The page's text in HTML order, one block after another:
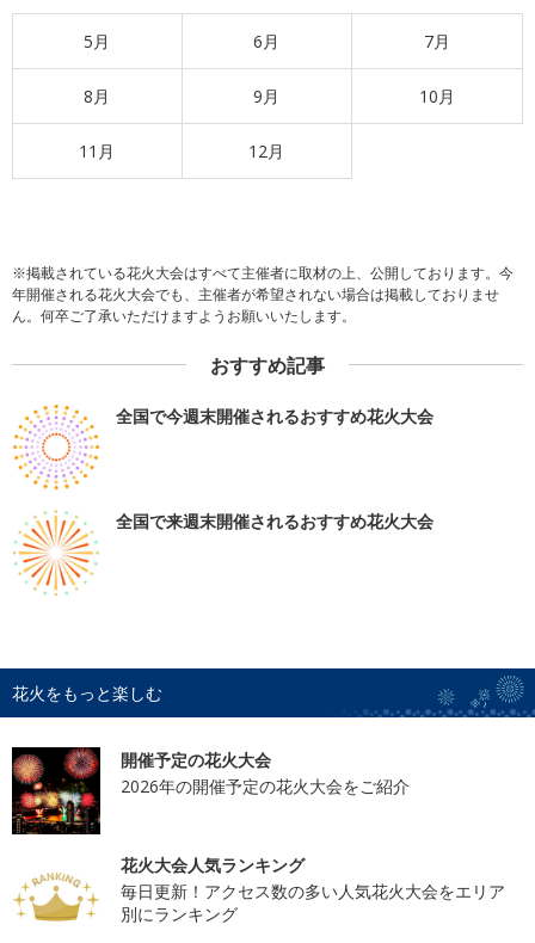
5月 6月 7月
8月 9月 10月
11月 12月
※掲載されている花火大会はすべて主催者に取材の上、公開しております。今
年開催される花火大会でも、主催者が希望されない場合は掲載しておりませ
ん。何卒ご了承いただけますようお願いいたします。
おすすめ記事
全国で今週末開催されるおすすめ花火大会
全国で来週末開催されるおすすめ花火大会
花火をもっと楽しむ
開催予定の花火大会
2026年の開催予定の花火大会をご紹介
花火大会人気ランキング
毎日更新！アクセス数の多い人気花火大会をエリア
別にランキング